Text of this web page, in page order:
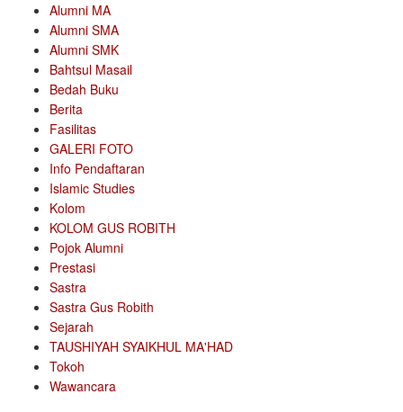
Alumni MA
Alumni SMA
Alumni SMK
Bahtsul Masail
Bedah Buku
Berita
Fasilitas
GALERI FOTO
Info Pendaftaran
Islamic Studies
Kolom
KOLOM GUS ROBITH
Pojok Alumni
Prestasi
Sastra
Sastra Gus Robith
Sejarah
TAUSHIYAH SYAIKHUL MA'HAD
Tokoh
Wawancara